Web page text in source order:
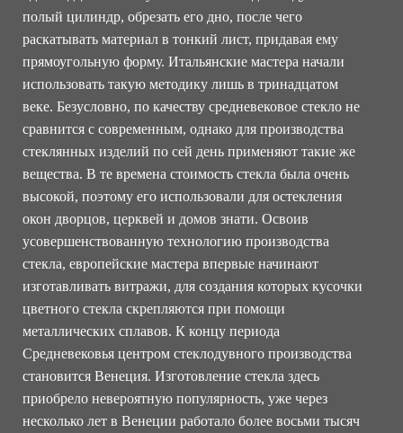
полый цилиндр, обрезать его дно, после чего
раскатывать материал в тонкий лист, придавая ему
прямоугольную форму. Итальянские мастера начали
использовать такую методику лишь в тринадцатом
веке. Безусловно, по качеству средневековое стекло не
сравнится с современным, однако для производства
стеклянных изделий по сей день применяют такие же
вещества. В те времена стоимость стекла была очень
высокой, поэтому его использовали для остекления
окон дворцов, церквей и домов знати. Освоив
усовершенствованную технологию производства
стекла, европейские мастера впервые начинают
изготавливать витражи, для создания которых кусочки
цветного стекла скрепляются при помощи
металлических сплавов. К концу периода
Средневековья центром стеклодувного производства
становится Венеция. Изготовление стекла здесь
приобрело невероятную популярность, уже через
несколько лет в Венеции работало более восьми тысяч